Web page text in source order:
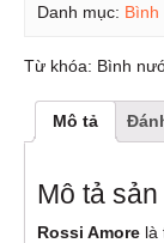
Danh mục: Bình
Từ khóa: Bình
Mô tả
Mô tả
Rossi Amore là